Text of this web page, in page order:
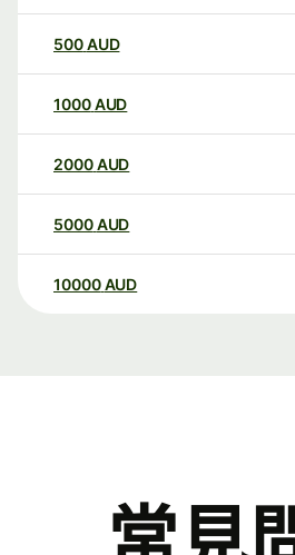
500AUD
1000AUD
2000AUD
5000AUD
10000 AUD